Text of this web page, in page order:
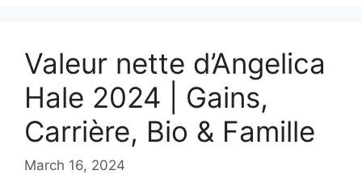
Valeur nette d’Angelica
Hale 2024 | Gains,
Carrière, Bio & Famille
March 16, 2024